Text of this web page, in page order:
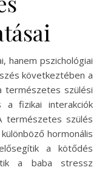
hanem pszichológiai
következtében a
természetes szülési
a fizikai interakciók
természetes szülés
hormonális
a kötődés
a baba stressz